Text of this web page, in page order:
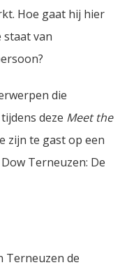
Hoe gaat hij hier
staat van
die
deze Meet the
zijn te gast op een
Terneuzen: De
Terneuzen de